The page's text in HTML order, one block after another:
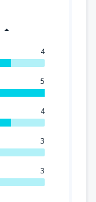
4
5
4
3
3